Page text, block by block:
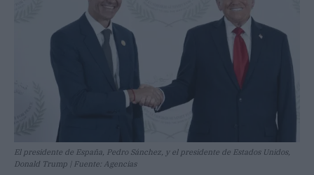
El presidente de España, Pedro Sánchez, y el presidente de Estados Unidos,
Donald Trump | Fuente: Agencias